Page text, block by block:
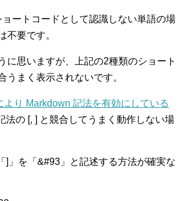
ョートコードとして認識しない単語の場
不要です。
に思いますが、上記の2種類のショート
うまく表示されないです。
より Markdown 記法を有効にしている
法の [, ] と競合してうまく動作しない場
]」を「&#93」と記述する方法が確実な